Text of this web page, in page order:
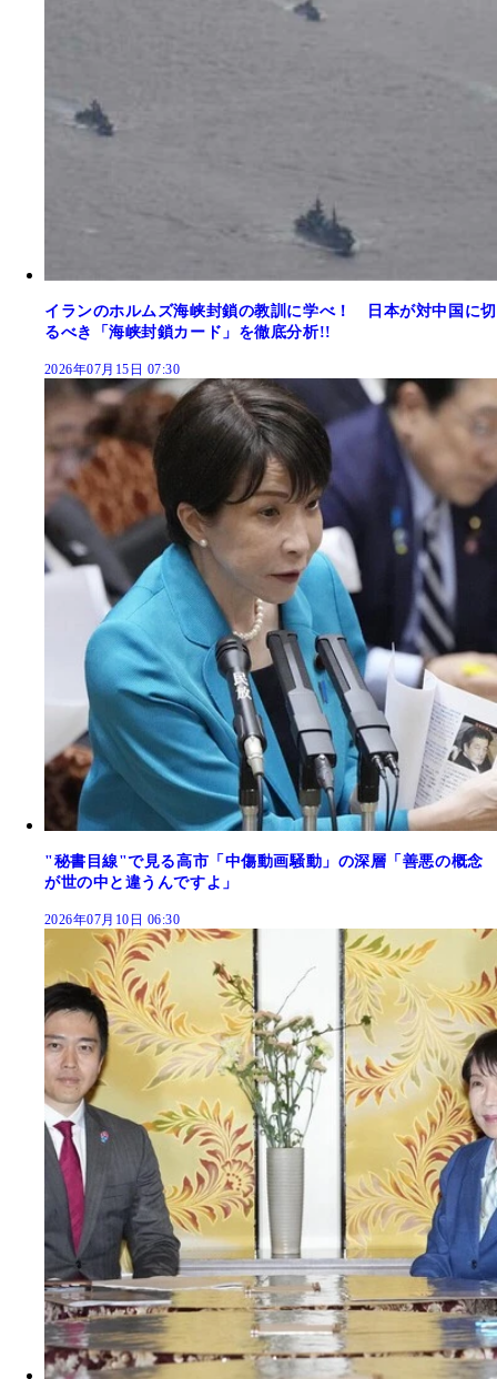
イランのホルムズ海峡封鎖の教訓に学べ！ 日本が対中国に切
るべき「海峡封鎖カード」を徹底分析!!
2026年07月15日 07:30
"秘書目線"で見る高市「中傷動画騒動」の深層「善悪の概念
が世の中と違うんですよ」
2026年07月10日 06:30